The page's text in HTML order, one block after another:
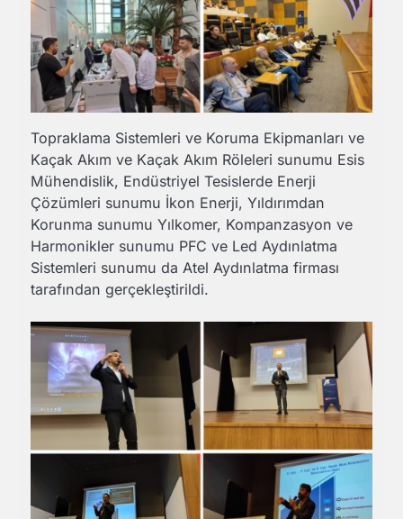
Topraklama Sistemleri ve Koruma Ekipmanları ve
Kaçak Akım ve Kaçak Akım Röleleri sunumu Esis
Mühendislik, Endüstriyel Tesislerde Enerji
Çözümleri sunumu İkon Enerji, Yıldırımdan
Korunma sunumu Yılkomer, Kompanzasyon ve
Harmonikler sunumu PFC ve Led Aydınlatma
Sistemleri sunumu da Atel Aydınlatma firması
tarafından gerçekleştirildi.